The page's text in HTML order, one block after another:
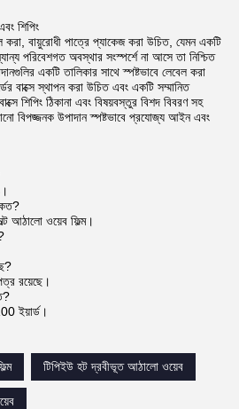
শিপিং
বায়ুরোধী পাত্রে প্যাকেজ করা উচিত, যেমন একটি
পরিবেশগত অবস্থার সংস্পর্শে না আসে তা নিশ্চিত
একটি তালিকার সাথে স্পষ্টভাবে লেবেল করা
বাক্সে স্থাপন করা উচিত এবং একটি সম্মানিত
শিপিং ঠিকানা এবং বিষয়বস্তুর বিশদ বিবরণ সহ
বিপজ্জনক উপাদান স্পষ্টভাবে প্রযোজ্য আইন এবং
আঠালো ওয়েব ফিল্ম।
রয়েছে।
ইয়ার্ড।
টিপিইউ হট দ্রবীভূত আঠালো ওয়েব